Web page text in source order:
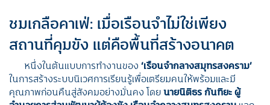
ชมเกลือคาเฟ่: เมื่อเรือนจำไม่ใช่เพียง
สถานที่คุมขัง แต่คือพื้นที่สร้างอนาคต
หนึ่งในต้นแบบการทำงานของ ‘เรือนจำกลางสมุทรสงคราม’
ในการสร้างระบบนิเวศการเรียนรู้เพื่อเตรียมคนให้พร้อมและมี
คุณภาพก่อนคืนสู่สังคมอย่างมั่นคง โดยนายนิติธร กันทิยะ ผู้